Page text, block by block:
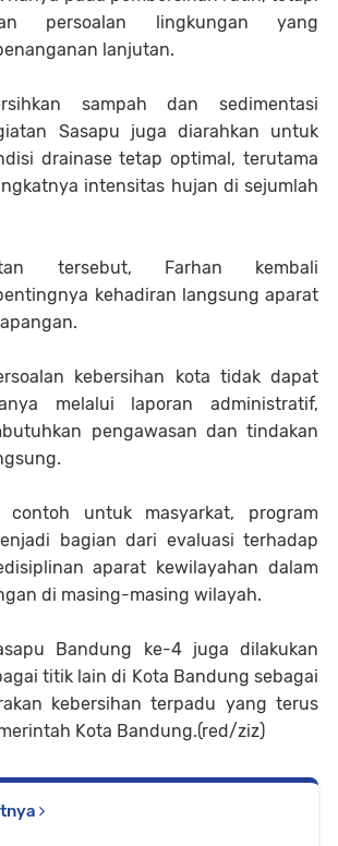
persoalan lingkungan yang
lanjutan.
sampah dan sedimentasi
Sasapu juga diarahkan untuk
drainase tetap optimal, terutama
intensitas hujan di sejumlah
tersebut, Farhan kembali
kehadiran langsung aparat
kebersihan kota tidak dapat
melalui laporan administratif,
pengawasan dan tindakan
contoh untuk masyarkat, program
bagian dari evaluasi terhadap
aparat kewilayahan dalam
di masing-masing wilayah.
Bandung ke-4 juga dilakukan
titik lain di Kota Bandung sebagai
kebersihan terpadu yang terus
Kota Bandung.(red/ziz)